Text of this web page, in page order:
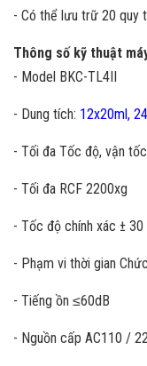
- Có thể lưu trữ 20 quy
Thông số kỹ thuật
- Model BKC-TL4II
- Dung tích: 12x20ml,
- Tối đa Tốc độ, vận
- Tối đa RCF 2200xg
- Tốc độ chính xác ±
- Phạm vi thời gian
- Tiếng ồn ≤60dB
- Nguồn cấp AC110 /